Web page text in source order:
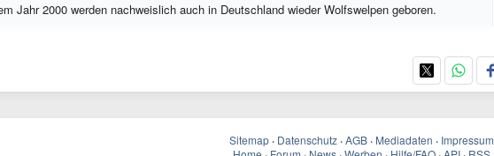
Jahr 2000 werden nachweislich auch in Deutschland wieder Wolfswelpen geboren.
Sitemap · Datenschutz · AGB · Mediadaten · Impressum